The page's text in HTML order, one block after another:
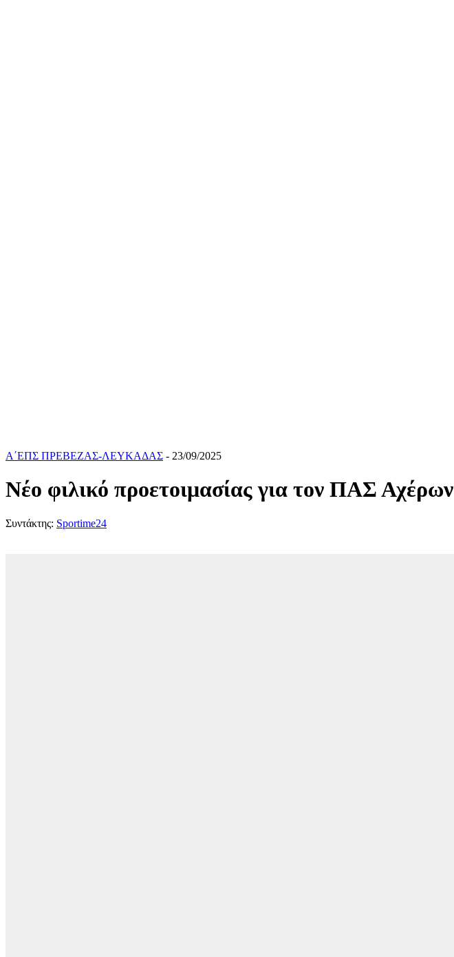
Α΄ΕΠΣ ΠΡΕΒΕΖΑΣ-ΛΕΥΚΑΔΑΣ - 23/09/2025
Νέο φιλικό προετοιμασίας για τον ΠΑΣ Αχέρων
Συντάκτης: Sportime24